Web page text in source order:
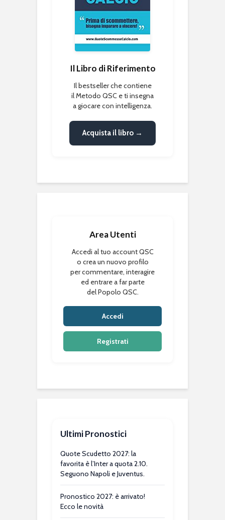
Il Libro di Riferimento
Il bestseller che contiene
il Metodo QSC e ti insegna
a giocare con intelligenza.
Acquista il libro →
Area Utenti
Accedi al tuo account QSC
o crea un nuovo profilo
per commentare, interagire
ed entrare a far parte
del Popolo QSC.
Accedi
Registrati
Ultimi Pronostici
Quote Scudetto 2027: la
favorita è l’Inter a quota 2.10.
Seguono Napoli e Juventus.
Pronostico 2027: è arrivato!
Ecco le novità